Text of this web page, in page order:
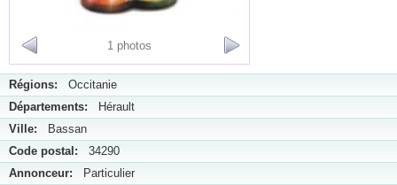
1 photos
Régions: Occitanie
Départements: Hérault
Ville: Bassan
Code postal: 34290
Annonceur: Particulier